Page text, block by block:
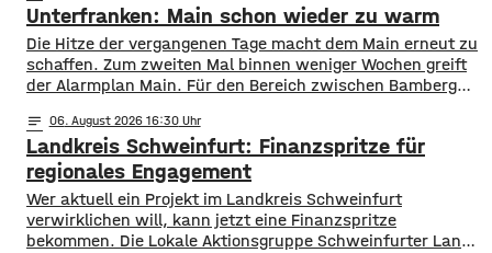
Unterfranken: Main schon wieder zu warm
Die Hitze der vergangenen Tage macht dem Main erneut zu
schaffen. Zum zweiten Mal binnen weniger Wochen greift
der Alarmplan Main. Für den Bereich zwischen Bamberg
mainabwärts die zweite von drei Warnstufen. Zwar gibt es
aktuell mit dem Sauerstoffgehalt im Wasser noch keine
Probleme, allerdings ist die Wassertemperatur
notes 06. August 2026 16:30
Landkreis Schweinfurt: Finanzspritze für
regionales Engagement
Wer aktuell ein Projekt im Landkreis Schweinfurt
verwirklichen will, kann jetzt eine Finanzspritze
bekommen. Die Lokale Aktionsgruppe Schweinfurter Land